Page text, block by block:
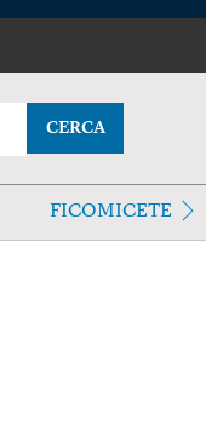
CERCA
FICOMICETE